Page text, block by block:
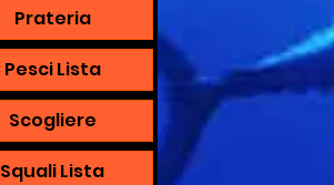
Prateria
Pesci Lista
Scogliere
Squali Lista